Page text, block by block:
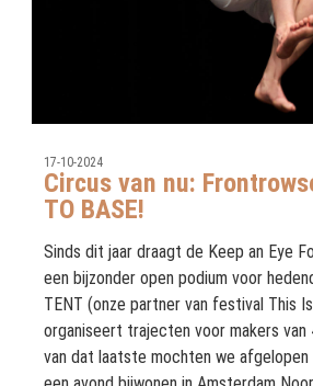
17-10-2024
Circus van nu:
TO BASE!
Sinds dit jaar draagt de Keep an Eye
een bijzonder open podium voor
TENT (onze partner van festival This
organiseert trajecten voor makers van
van dat laatste mochten we